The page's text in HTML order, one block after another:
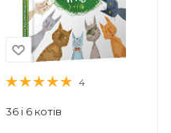
4
36 і 6 котів